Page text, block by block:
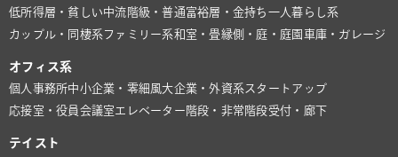
低所得層・貧しい中流階級・普通富裕層・金持ち 一人暮らし系
カップル・同棲系ファミリー系和室・畳縁側・庭・庭園 車庫・ガレージ
オフィス系
個人事務所中小企業・零細風大企業・外資系スタートアップ
応接室・役員会議室 エレベーター 階段・非常階段受付・廊下
テイスト